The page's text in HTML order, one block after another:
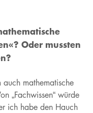
Oder mussten
mathematische
„Fachwissen“ würde
ich habe den Hauch